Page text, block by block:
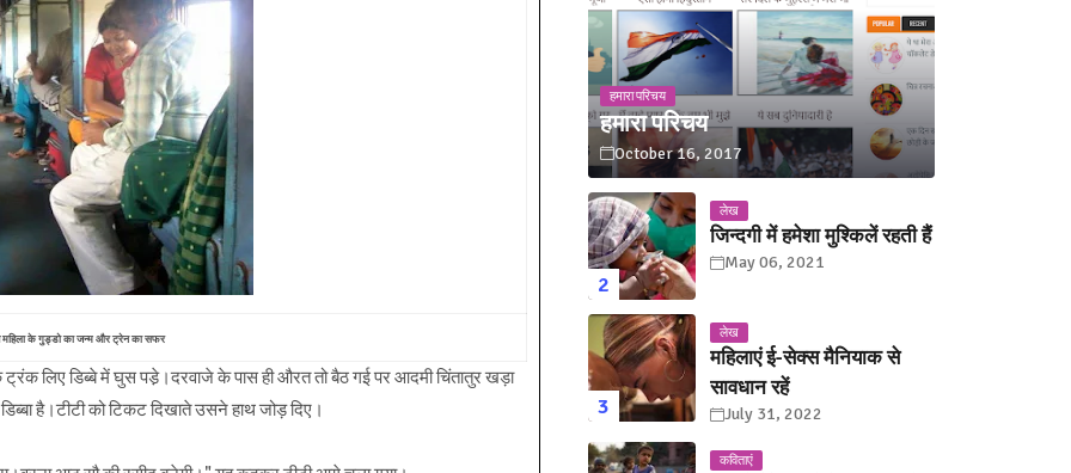
महिला के गुड्डो का जन्म और ट्रेन का सफर
लिए डिब्बे में घुस पडे़।दरवाजे के पास ही औरत तो बैठ गई पर आदमी चिंतातुर खड़ा
है।टीटी को टिकट दिखाते उसने हाथ जोड़ दिए।
हमारा परिचय
हमारा परिचय
October 16, 2017
लेख
जिन्दगी में हमेशा मुश्किलें रहती हैं
May 06, 2021
लेख
महिलाएं ई-सेक्स मैनियाक से
सावधान रहें
July 31, 2022
कविताएं